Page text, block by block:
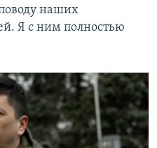
наших
Я с ним полностью